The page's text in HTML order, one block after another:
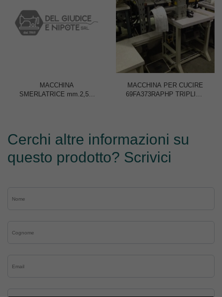
MACCHINA
SMERLATRICE mm.2,5/4
MACCHINA PER CUCIRE
69FA373RAPHP TRIPLICE
Cerchi altre informazioni su
questo prodotto? Scrivici